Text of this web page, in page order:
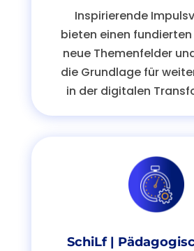
Inspirierende
bieten einen fundierten
neue Themenfelder
die Grundlage für
in der digitalen
SchiLf |